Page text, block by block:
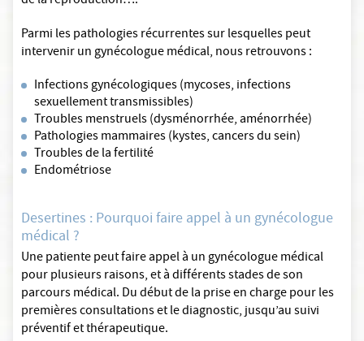
Parmi les pathologies récurrentes sur lesquelles peut
intervenir un gynécologue médical, nous retrouvons :
Infections gynécologiques (mycoses, infections
sexuellement transmissibles)
Troubles menstruels (dysménorrhée, aménorrhée)
Pathologies mammaires (kystes, cancers du sein)
Troubles de la fertilité
Endométriose
Desertines : Pourquoi faire appel à un gynécologue
médical ?
Une patiente peut faire appel à un gynécologue médical
pour plusieurs raisons, et à différents stades de son
parcours médical. Du début de la prise en charge pour les
premières consultations et le diagnostic, jusqu’au suivi
préventif et thérapeutique.